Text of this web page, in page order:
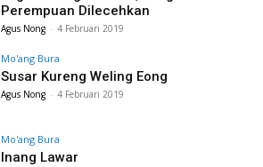
Perempuan Dilecehkan
Agus Nong - 4 Februari 2019
Mo'ang Bura
Susar Kureng Weling Eong
Agus Nong - 4 Februari 2019
Mo'ang Bura
Inang Lawar